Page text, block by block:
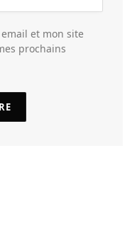
et mon site
prochains